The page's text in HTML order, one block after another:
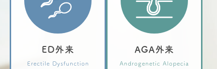
ED外来
Erectile Dysfunction
AGA外来
Androgenetic Alopecia